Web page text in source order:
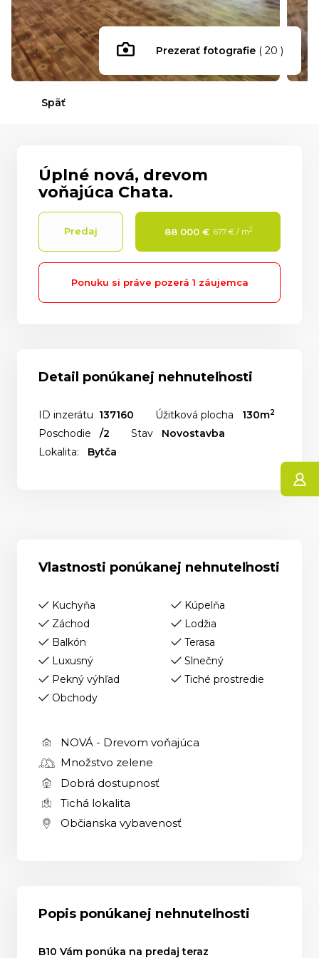
Prezerať fotografie ( 20 )
Späť
Úplné nová, drevom
voňajúca Chata.
Predaj 88 000 € 677 € / m2
Ponuku si práve pozerá 1 záujemca
Detail ponúkanej nehnuteľnosti
ID inzerátu 137160 Úžitková plocha 130m2
Poschodie /2 Stav Novostavba
Lokalita: Bytča
Vlastnosti ponúkanej nehnuteľnosti
Kuchyňa
Kúpelňa
Záchod
Lodžia
Balkón
Terasa
Luxusný
Slnečný
Pekný výhľad
Tiché prostredie
Obchody
NOVÁ - Drevom voňajúca
Množstvo zelene
Dobrá dostupnosť
Tichá lokalita
Občianska vybavenosť
Popis ponúkanej nehnuteľnosti
B10 Vám ponúka na predaj teraz